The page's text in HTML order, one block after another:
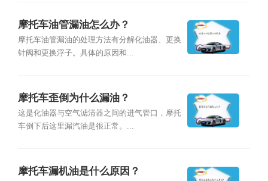
摩托车油管漏油怎么办？
摩托车油管漏油的处理方法有分解化油器、更换
针阀和更换浮子。具体的原因和...
摩托车歪倒为什么漏油？
这是化油器与空气滤清器之间的进气管口，摩托
车倒下后这里漏汽油是很正常。...
摩托车漏机油是什么原因？